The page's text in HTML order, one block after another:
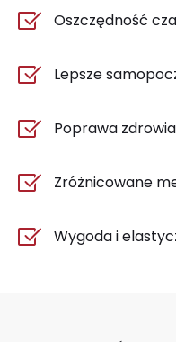
Oszczędność
Lepsze
Poprawa zdrowia
Zróżnicowane
Wygoda i